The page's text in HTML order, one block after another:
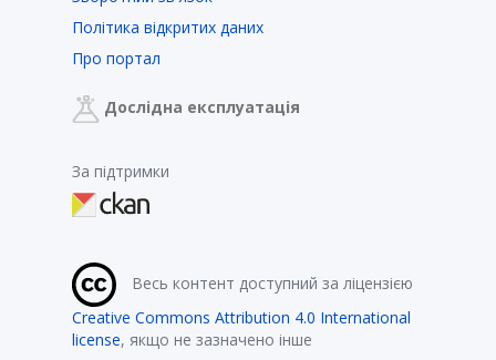
Політика відкритих даних
Про портал
Дослідна експлуатація
За підтримки
Весь контент доступний за ліцензією
Creative Commons Attribution 4.0 International
license, якщо не зазначено інше